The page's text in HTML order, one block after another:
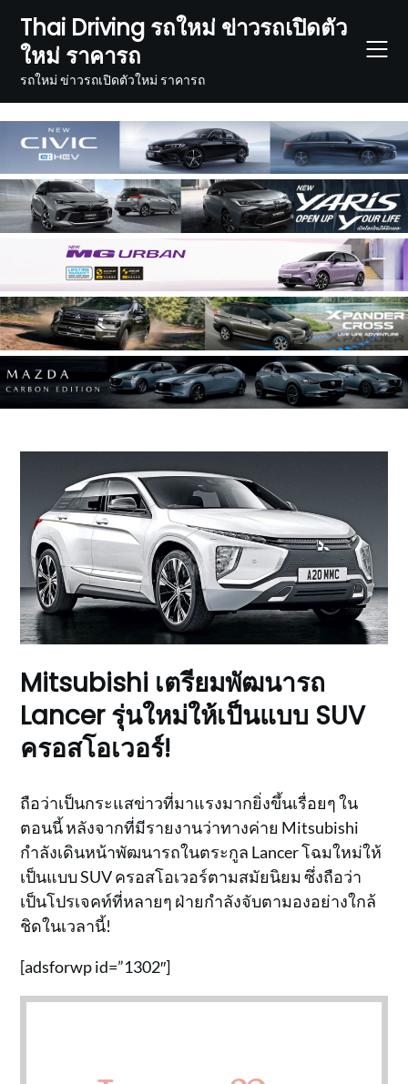
content
Thai Driving รถใหม่ ข่าวรถเปิดตัว
ใหม่ ราคารถ
รถใหม่ ข่าวรถเปิดตัวใหม่ ราคารถ
Mitsubishi เตรียมพัฒนารถ
Lancer รุ่นใหม่ให้เป็นแบบ SUV
ครอสโอเวอร์!
ถือว่าเป็นกระแสข่าวที่มาแรงมากยิ่งขึ้นเรื่อยๆ ใน
ตอนนี้ หลังจากที่มีรายงานว่าทางค่าย Mitsubishi
กำลังเดินหน้าพัฒนารถในตระกูล Lancer โฉมใหม่ให้
เป็นแบบ SUV ครอสโอเวอร์ตามสมัยนิยม ซึ่งถือว่า
เป็นโปรเจคท์ที่หลายๆ ฝ่ายกำลังจับตามองอย่างใกล้
ชิดในเวลานี้!
[adsforwp id=”1302″]